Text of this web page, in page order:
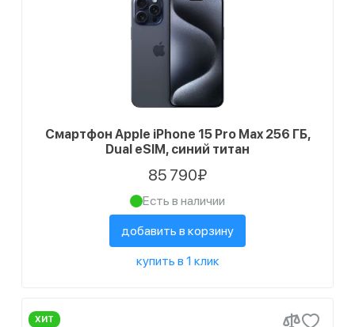
Смартфон Apple iPhone 15 Pro Max 256 ГБ,
Dual eSIM, синий титан
85 790₽
Есть в наличии
добавить в корзину
купить в 1 клик
ХИТ